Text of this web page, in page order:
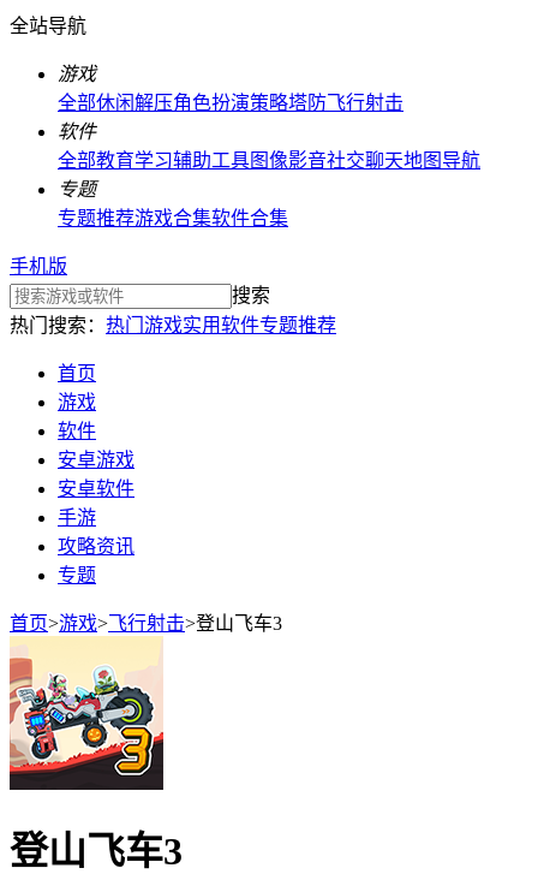
全站导航
游戏
全部休闲解压角色扮演策略塔防飞行射击
软件
全部教育学习辅助工具图像影音社交聊天地图导航
专题
专题推荐游戏合集软件合集
手机版
搜索
热门搜索： 热门游戏实用软件专题推荐
首页
游戏
软件
安卓游戏
安卓软件
手游
攻略资讯
专题
首页>游戏>飞行射击>登山飞车3
登山飞车3